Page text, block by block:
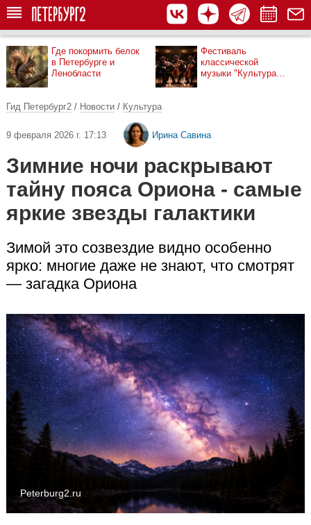
Где покормить белок
в Петербурге и
Ленобласти
Фестиваль
классической
музыки "Культура
Гид Петербург2 / Новости / Культура
9 февраля 2026 г. 17:13 Ирина Савина
Зимние ночи раскрывают
тайну пояса Ориона - самые
яркие звезды галактики
Зимой это созвездие видно особенно
ярко: многие даже не знают, что смотрят
— загадка Ориона
Peterburg2.ru